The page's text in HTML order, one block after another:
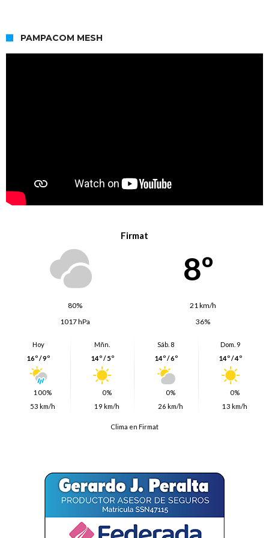
PAMPACOM MESH
Firmat
8º
80%
21 km/h
1017 hPa
36%
Hoy
16º / 9º
100%
53 km/h
Mñn.
14º / 5º
0%
19 km/h
Sáb. 8
14º / 6º
0%
26 km/h
Dom. 9
14º / 4º
0%
13 km/h
Clima en Firmat